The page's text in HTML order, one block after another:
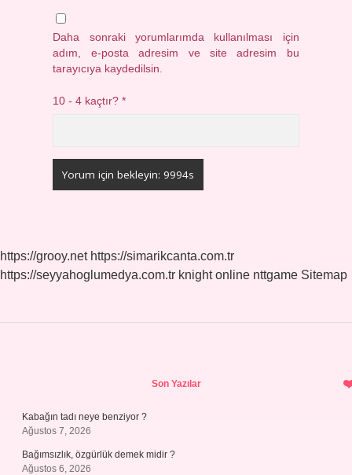
Daha sonraki yorumlarımda kullanılması için
adım, e-posta adresim ve site adresim bu
tarayıcıya kaydedilsin.
10 - 4 kaçtır?*
https://grooy.net https://simarikcanta.com.tr
https://seyyahoglumedya.com.tr knight online nttgame Sitemap
Son Yazılar
Kabağın tadı neye benziyor ?
Ağustos 7, 2026
Bağımsızlık, özgürlük demek midir ?
Ağustos 6, 2026